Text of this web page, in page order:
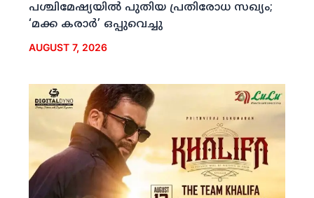
പശ്ചിമേഷ്യയില്‍ പുതിയ പ്രതിരോധ സഖ്യം;
‘മക്ക കരാര്‍’ ഒപ്പുവെച്ചു
AUGUST 7, 2026